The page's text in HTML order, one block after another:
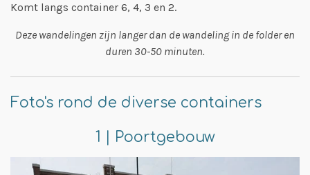
Komt langs container 6, 4, 3 en 2.
Deze wandelingen zijn langer dan de wandeling in de folder en
duren 30-50 minuten.
Foto's rond de diverse containers
1 | Poortgebouw